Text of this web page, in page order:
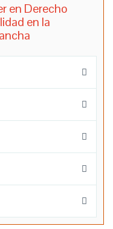
en Derecho
en la